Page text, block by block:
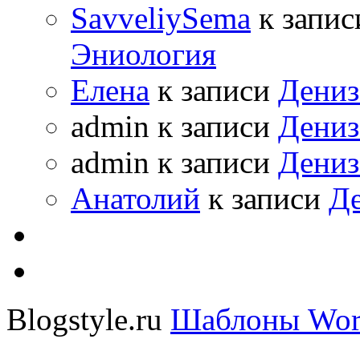
SavveliySema к
Эниология
Елена к записи
admin к записи
admin к записи
Анатолий к записи
Blogstyle.ru Шаблоны